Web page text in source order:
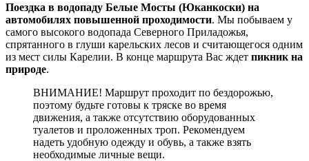
Поездка в водопаду Белые Мосты (Юканкоски) на
автомобилях повышенной проходимости. Мы побываем у
самого высокого водопада Северного Приладожья,
спрятанного в глуши карельских лесов и считающегося одним
из мест силы Карелии. В конце маршрута Вас ждет пикник на
природе.
ВНИМАНИЕ! Маршрут проходит по бездорожью,
поэтому будьте готовы к тряске во время
движения, а также отсутствию оборудованных
туалетов и проложенных троп. Рекомендуем
надеть удобную одежду и обувь, а также взять
необходимые личные вещи.